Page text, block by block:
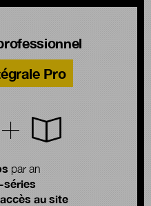
Pro
par an
séries
au site